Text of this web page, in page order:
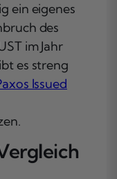
ein eigenes
des
im Jahr
es streng
Issued